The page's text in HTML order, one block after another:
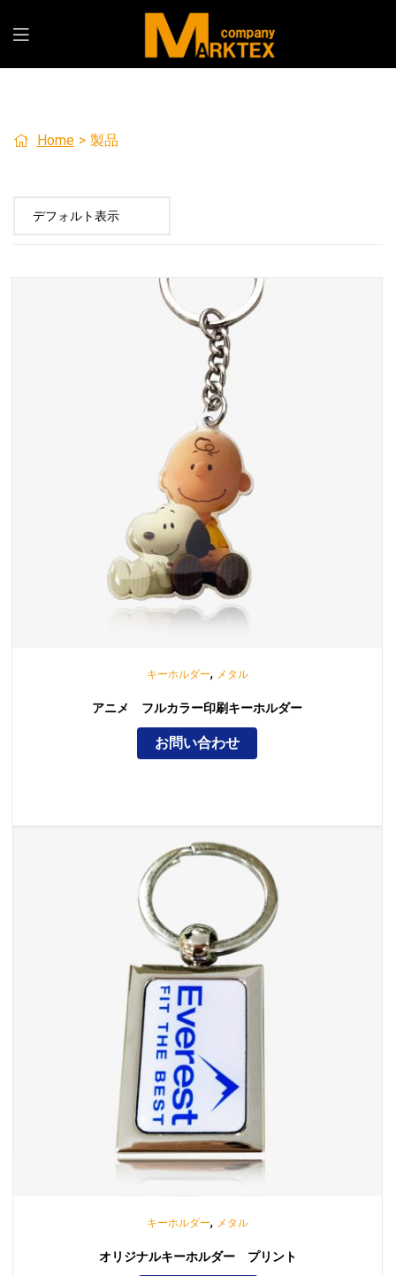
Home > 製品
キーホルダー, メタル
アニメ フルカラー印刷キーホルダー
お問い合わせ
キーホルダー, メタル
オリジナルキーホルダー プリント